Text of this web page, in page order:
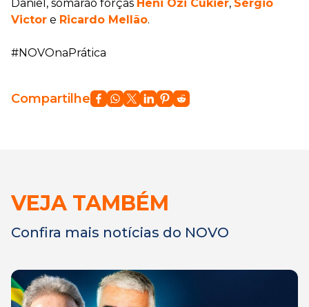
Daniel, somarão forças Heni Ozi Cukier, Sérgio
Victor e Ricardo Mellão.
#NOVOnaPrática
Compartilhe
VEJA TAMBÉM
Confira mais notícias do NOVO